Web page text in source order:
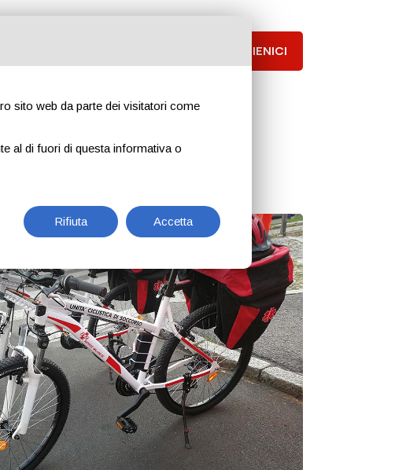
SOSTIENICI
sito web da parte dei visitatori come
al di fuori di questa informativa o
Rifiuta Accetta